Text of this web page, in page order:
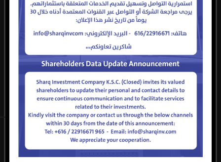
تعود حقوق النشر لهذا الموقع الإلكتروني ومحتواه والشعار
الرسمي للشركة إلى شركة شرق للاستثمار (ش.م.ك.م) مقفلة،
ويحظر إعادة التوزيع أو النشر أو التصوير الفوتوغرافي أو التسجيل أو
استخدام نظام تخزين المعلومات واسترجاعها لمحتويات الموقع
الإلكتروني ويعد الإخلال بهذه الشروط انتهاكاً لحقوق الطبع والنشر
والملكية الفكرية ويجوز لشركة شرق للاستثمار اتخاذ ما تراه مناسباَ
من إجراءات قانونية لحماية هذه الحقوق.
The copyrights of this website, the content and the official logo
are owned by
Sharq Investment Company (K.S.C.C.) closed, It is
prohibited to redistribute, publish, photograph, record, or use
رقم الهاتف
رقم الفاكس
بريدك الإلكتروني